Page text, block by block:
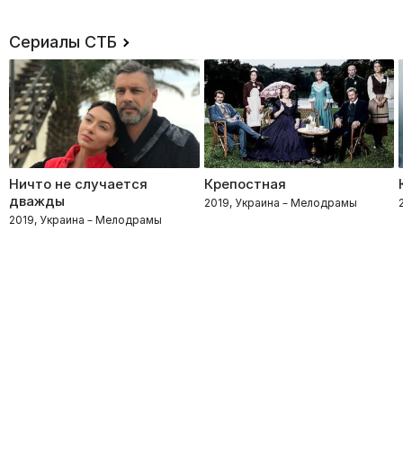
Сериалы СТБ
Ничто не случается
дважды
2019, Украина – Мелодрамы
Крепостная
2019, Украина – Мелодрамы